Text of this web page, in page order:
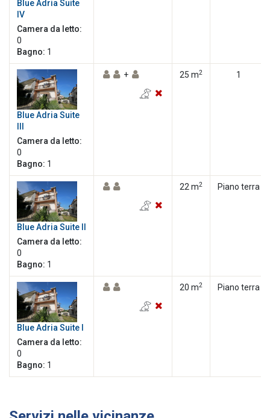
Blue Adria Suite
IV
Camera da letto:
0
Bagno: 1
Blue Adria Suite
Camera da letto:
0
Bagno: 1
+ 25 m2 1
Blue Adria Suite II
Camera da letto:
0
Bagno: 1
22 m2 Piano terra
Blue Adria Suite I
Camera da letto:
0
Bagno: 1
20 m2 Piano terra